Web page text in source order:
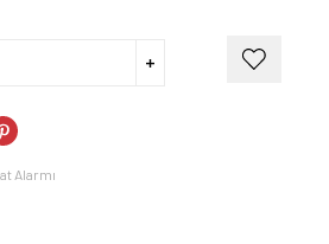
Alarmı